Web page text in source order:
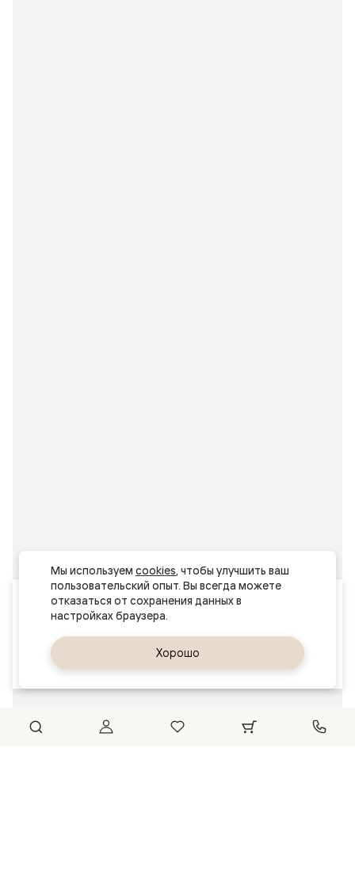
Ваш город
Ташкент
Мы используем cookies, чтобы улучшить ваш
пользовательский опыт. Вы всегда можете
отказаться от сохранения данных в
Хорошо